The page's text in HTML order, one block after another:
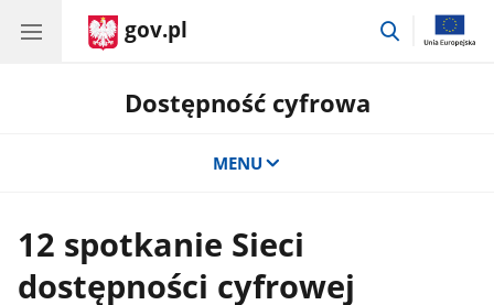
gov.pl
przejdź
Dostępność cyfrowa
MENU
12 spotkanie Sieci
dostępności cyfrowej